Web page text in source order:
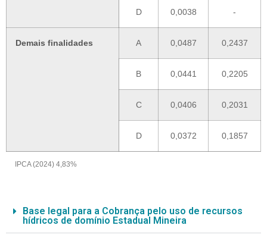
D 0,0038 -
Demais finalidades A 0,0487 0,2437
B 0,0441 0,2205
C 0,0406 0,2031
D 0,0372 0,1857
IPCA (2024) 4,83%
Base legal para a Cobrança pelo uso de recursos
hídricos de domínio Estadual Mineira